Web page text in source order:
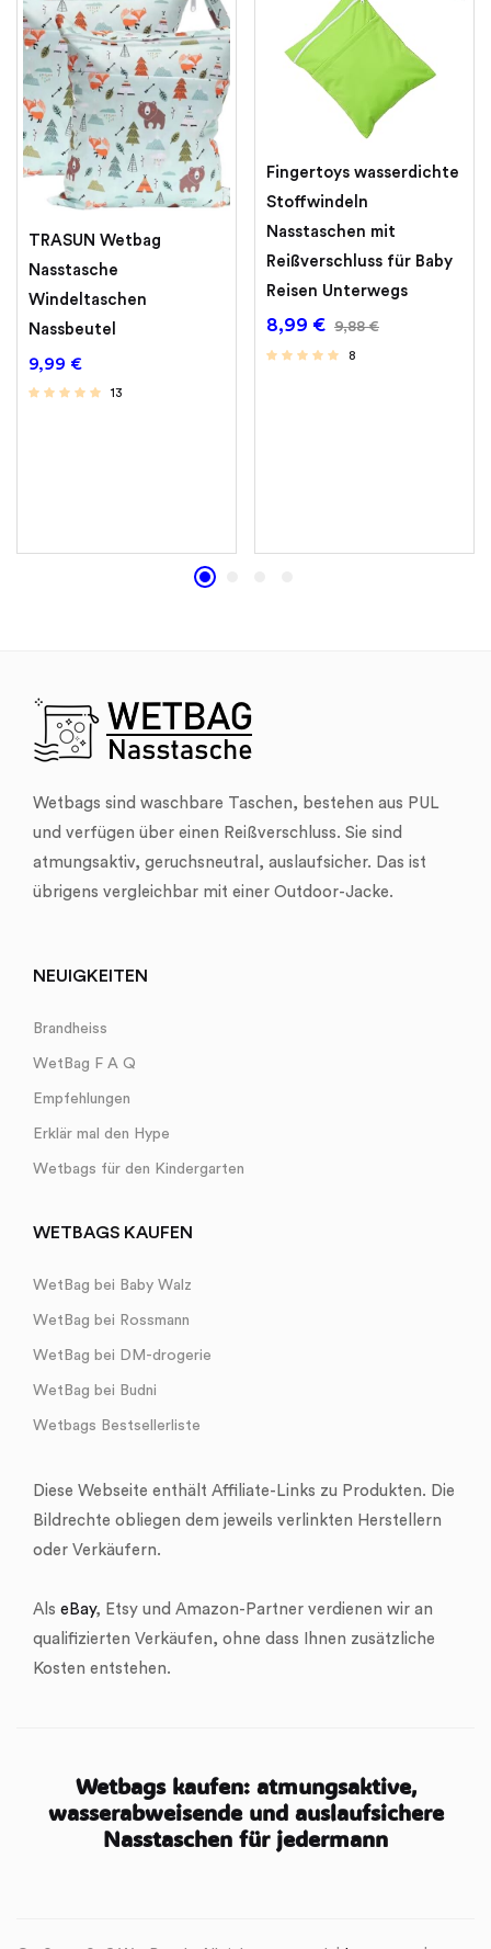
TRASUN Wetbag
Nasstasche
Windeltaschen
Nassbeutel
9,99 €
13
Fingertoys wasserdichte
Stoffwindeln
Nasstaschen mit
Reißverschluss für Baby
Reisen Unterwegs
8,99 € 9,88€
8
Wetbags sind waschbare Taschen, bestehen aus PUL
und verfügen über einen Reißverschluss. Sie sind
atmungsaktiv, geruchsneutral, auslaufsicher. Das ist
übrigens vergleichbar mit einer Outdoor-Jacke.
NEUIGKEITEN
Brandheiss
WetBag F A Q
Empfehlungen
Erklär mal den Hype
Wetbags für den Kindergarten
WETBAGS KAUFEN
WetBag bei Baby Walz
WetBag bei Rossmann
WetBag bei DM-drogerie
WetBag bei Budni
Wetbags Bestsellerliste
Diese Webseite enthält Affiliate-Links zu Produkten. Die
Bildrechte obliegen dem jeweils verlinkten Herstellern
oder Verkäufern.
Als eBay, Etsy und Amazon-Partner verdienen wir an
qualifizierten Verkäufen, ohne dass Ihnen zusätzliche
Kosten entstehen.
Wetbags kaufen: atmungsaktive,
wasserabweisende und auslaufsichere
Nasstaschen für jedermann